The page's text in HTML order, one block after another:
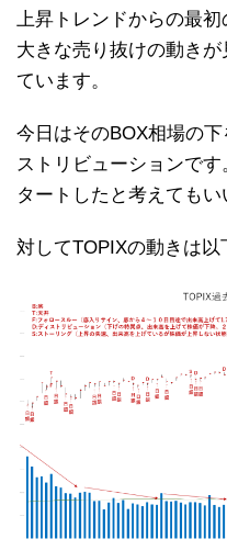
上昇トレンドからの最
大きな売り抜けの動き
ています。
今日はそのBOX相場の
ストリビューションで
タートしたと考えてもい
対してTOPIXの動きは以